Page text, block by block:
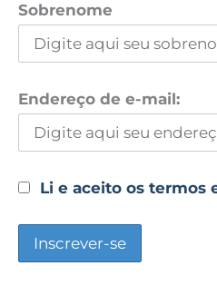
Sobrenome
Endereço de e-mail:
Li e aceito os termos